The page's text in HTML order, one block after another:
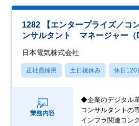
1282 【エンタープライズ／コ
ンサルタント マネージャー（
日本電気株式会社
正社員採用 土日祝休み 休日120
業務内容
◆企業のデジタル
コンサルタントの
インフラ関連コン